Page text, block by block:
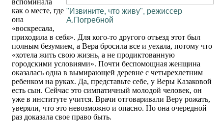
"Извините, что живу", режиссер
А.Погребной
вспоминала
как о месте, где
она
«воскресала,
приходила в себя». Для кого-то другого отъезд этот был
полным безумием, а Вера бросила все и уехала, потому что
«хотела жить свою жизнь, а не продиктованную
городскими условиями». Почти беспомощная женщина
оказалась одна в вымирающей деревне с четырехлетним
ребенком на руках. Да, представьте себе, у Веры Казаковой
есть сын. Сейчас это симпатичный молодой человек, он
уже в институте учится. Врачи отговаривали Веру рожать,
уверяли, что это невозможно и опасно. Но она очередной
раз доказала свое право быть.